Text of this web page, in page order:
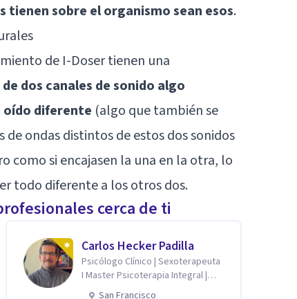
sobre el organismo sean esos.
de I-Doser tienen una
dos canales de sonido algo
oído diferente (algo que también se
de ondas distintos de estos dos sonidos
como si encajasen la una en la otra, lo
todo diferente a los otros dos.
cerca de ti
Carlos Hecker Padilla
Psicólogo Clínico | Sexoterapeuta
I Master Psicoterapia Integral |
Terapeuta de Pareja
San Francisco